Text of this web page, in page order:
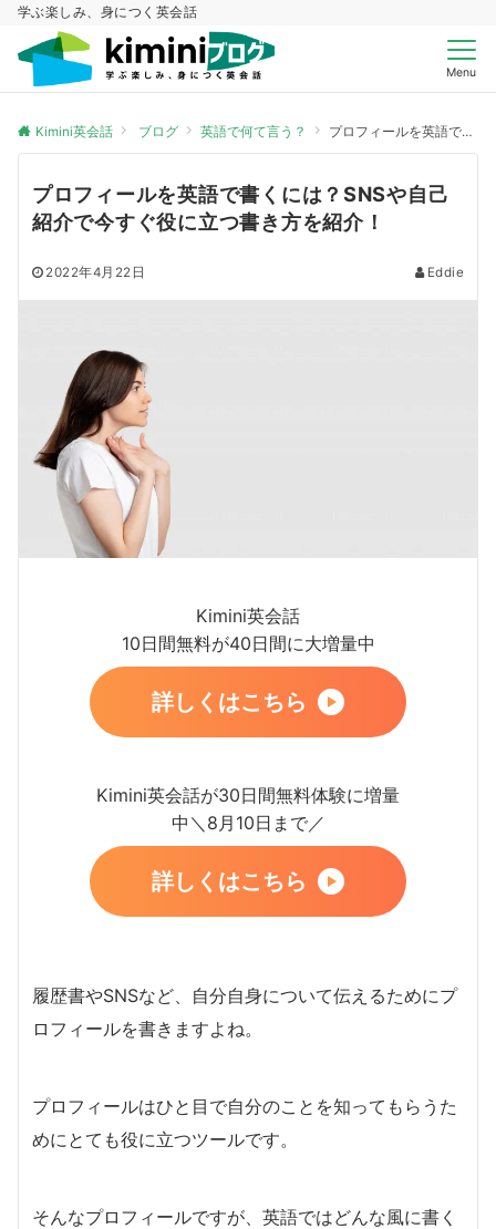
学ぶ楽しみ、身につく英会話
Menu
Kimini英会話 ブログ 英語で何て言う？ プロフィールを英語で書くには？SNSや自己紹介で今すぐ役に立つ書き方を紹介！
プロフィールを英語で書くには？SNSや自己
紹介で今すぐ役に立つ書き方を紹介！
2022年4月22日 Eddie
Kimini英会話
10日間無料が40日間に大増量中
詳しくはこちら
Kimini英会話が30日間無料体験に増量
中＼8月10日まで／
詳しくはこちら
履歴書やSNSなど、自分自身について伝えるためにプ
ロフィールを書きますよね。
プロフィールはひと目で自分のことを知ってもらうた
めにとても役に立つツールです。
そんなプロフィールですが、英語ではどんな風に書く